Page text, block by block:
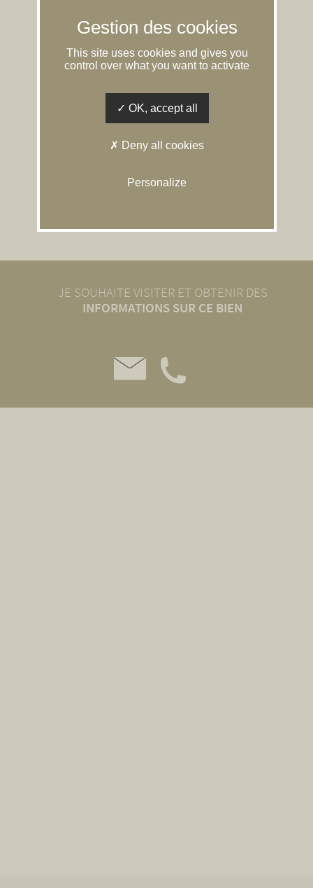
Consommation énergetique : 261
Émission gaz :8
Consommation
logement économe
E
Emissions de gaz à effet
Faible émission de GES
KgeqCO2/m².an
JE SOUHAITE VISITER ET OBTENIR DES
INFORMATIONS SUR CE BIEN
This site uses cookies and gives you
control over what you want to activate
OK, accept all
Deny all cookies
Personalize